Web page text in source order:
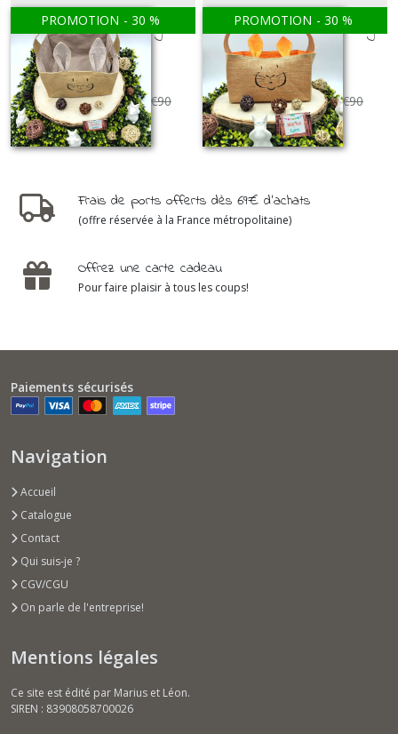
PROMOTION - 30 %
Panier de Pâques gris
PANIERS DE PÂQUES
24€43 au lieu de 34 €90
PROMOTION - 30 %
Panier de Pâques orange
PANIERS DE PÂQUES
24€43 au lieu de 34€90
Frais de ports offerts dès 69€ d'achats
(offre réservée à la France métropolitaine)
Offrez une carte cadeau
Pour faire plaisir à tous les coups!
Paiements sécurisés
Navigation
Accueil
Catalogue
Contact
Qui suis-je ?
CGV/CGU
On parle de l'entreprise!
Mentions légales
Ce site est édité par Marius et Léon.
SIREN : 83908058700026